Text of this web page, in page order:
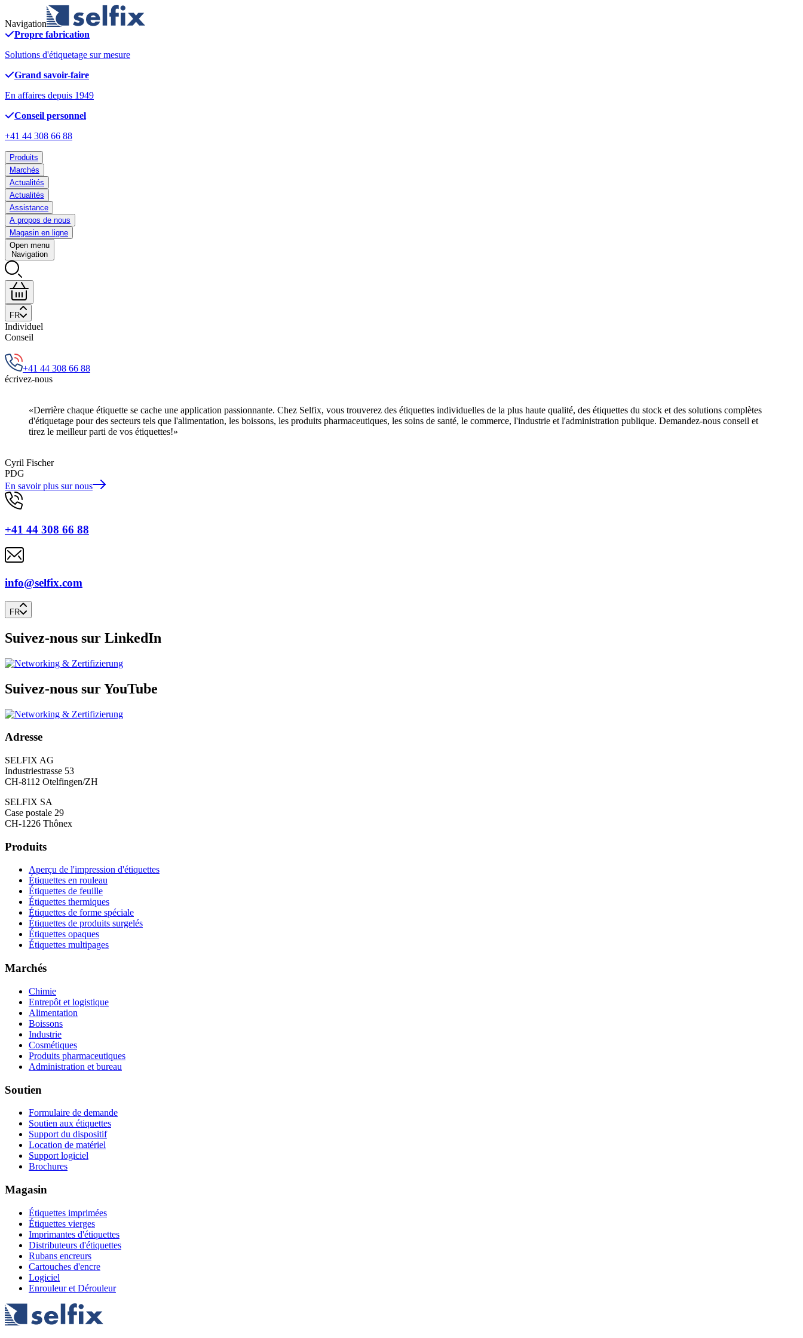
Navigation
Propre fabrication
Solutions d'étiquetage sur mesure
Grand savoir-faire
En affaires depuis 1949
Conseil personnel
+41 44 308 66 88
Produits
Marchés
Actualités
Actualités
Assistance
A propos de nous
Magasin en ligne
Open menu
Navigation
FR
Individuel
Conseil
+41 44 308 66 88
écrivez-nous
«Derrière chaque étiquette se cache une application passionnante. Chez Selfix, vous trouverez des étiquettes individuelles de la plus haute qualité, des étiquettes du stock et des solutions complètes
d'étiquetage pour des secteurs tels que l'alimentation, les boissons, les produits pharmaceutiques, les soins de santé, le commerce, l'industrie et l'administration publique. Demandez-nous conseil et
tirez le meilleur parti de vos étiquettes!»
Cyril Fischer
PDG
En savoir plus sur nous
+41 44 308 66 88
info@selfix.com
FR
Suivez-nous sur LinkedIn
Suivez-nous sur YouTube
Adresse
SELFIX AG
Industriestrasse 53
CH-8112 Otelfingen/ZH
SELFIX SA
Case postale 29
CH-1226 Thônex
Produits
Aperçu de l'impression d'étiquettes
Étiquettes en rouleau
Étiquettes de feuille
Étiquettes thermiques
Étiquettes de forme spéciale
Étiquettes de produits surgelés
Étiquettes opaques
Étiquettes multipages
Marchés
Chimie
Entrepôt et logistique
Alimentation
Boissons
Industrie
Cosmétiques
Produits pharmaceutiques
Administration et bureau
Soutien
Formulaire de demande
Soutien aux étiquettes
Support du dispositif
Location de matériel
Support logiciel
Brochures
Magasin
Étiquettes imprimées
Étiquettes vierges
Imprimantes d'étiquettes
Distributeurs d'étiquettes
Rubans encreurs
Cartouches d'encre
Logiciel
Enrouleur et Dérouleur